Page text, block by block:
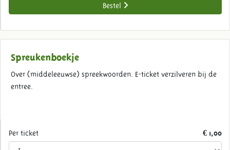
Bestel
Spreukenboekje
Over (middeleeuwse) spreekwoorden. E-ticket verzilveren bij de
entree.
Per ticket € 1,00